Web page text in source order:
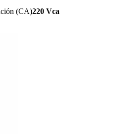
(CA)220 Vca